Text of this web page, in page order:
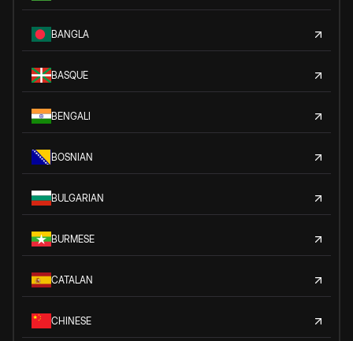
BANGLA
BASQUE
BENGALI
BOSNIAN
BULGARIAN
BURMESE
CATALAN
CHINESE